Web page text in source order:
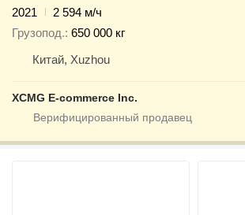
2021
2 594 м/ч
Грузопод. 650 000 кг
Китай, Xuzhou
XCMG E-commerce Inc.